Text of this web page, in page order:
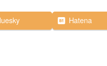
Hatena